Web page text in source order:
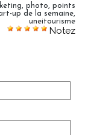
, photo, points
up de la semaine,
uneitourisme
Notez